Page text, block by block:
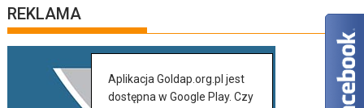
REKLAMA
Aplikacja Goldap.org.pl jest
dostępna w Google Play. Czy